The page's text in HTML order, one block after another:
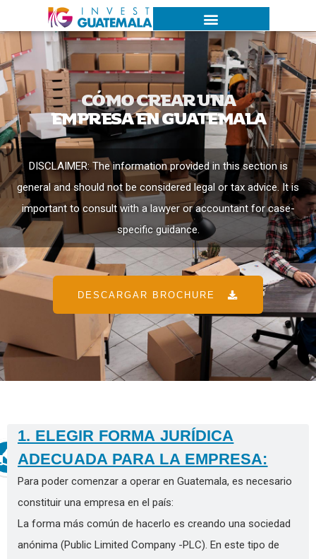
CÓMO CREAR UNA
EMPRESA EN GUATEMALA
DISCLAIMER: The information provided in this section is
general and should not be considered legal or tax advice. It is
important to consult with a lawyer or accountant for case-
specific guidance.
DESCARGAR BROCHURE
1. ELEGIR FORMA JURÍDICA
ADECUADA PARA LA EMPRESA:
Para poder comenzar a operar en Guatemala, es necesario
constituir una empresa en el país:
La forma más común de hacerlo es creando una sociedad
anónima (Public Limited Company -PLC). En este tipo de